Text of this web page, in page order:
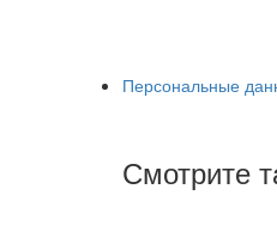
Персональные
Смотрите